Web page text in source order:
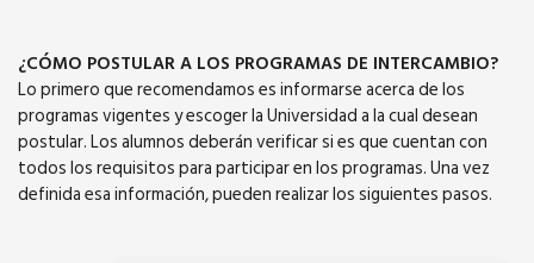
¿CÓMO POSTULAR A LOS PROGRAMAS DE INTERCAMBIO?
Lo primero que recomendamos es informarse acerca de los
programas vigentes y escoger la Universidad a la cual desean
postular. Los alumnos deberán verificar si es que cuentan con
todos los requisitos para participar en los programas. Una vez
definida esa información, pueden realizar los siguientes pasos.